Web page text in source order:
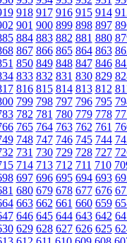
918 917 916 915 914
901 900 899 898 897
884 883 882 881 880
867 866 865 864 863
850 849 848 847 846
833 832 831 830 829
816 815 814 813 812
799 798 797 796 795
782 781 780 779 778
765 764 763 762 761
748 747 746 745 744
731 730 729 728 727
714 713 712 711 710
697 696 695 694 693
680 679 678 677 676
663 662 661 660 659
646 645 644 643 642
629 628 627 626 625